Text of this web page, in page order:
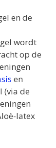
en de
wordt
op de
en
(via de
latex